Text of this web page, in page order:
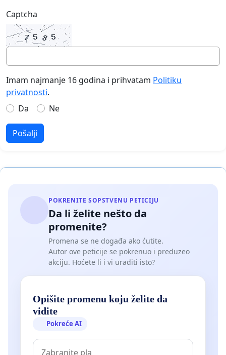
Captcha
Imam najmanje 16 godina i prihvatam Politiku
privatnosti.
Da
Ne
Pošalji
POKRENITE SOPSTVENU PETICIJU
Da li želite nešto da
promenite?
Promena se ne događa ako ćutite.
Autor ove peticije se pokrenuo i preduzeo
akciju. Hoćete li i vi uraditi isto?
Opišite promenu koju želite da
vidite
Pokreće AI